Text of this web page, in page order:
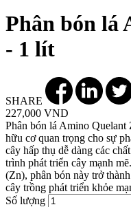
Phân bón lá
- 1 lít
SHARE
227,000 VND
Phân bón lá Amino
hữu cơ quan trọng cho sự
cây hấp thụ dễ dàng các
trình phát triển cây mạnh
(Zn), phân bón này trở
cây trồng phát triển khỏe
Số lượng